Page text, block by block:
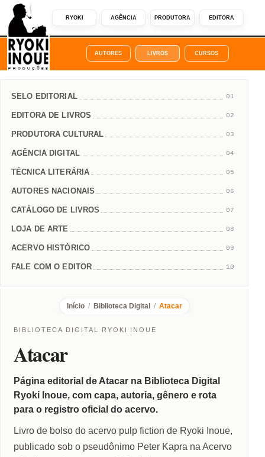
RYOKI AGÊNCIA PRODUTORA EDITORA
AUTORES LIVROS CURSOS
SELO EDITORIAL 01
EDITORA DE LIVROS 02
PRODUTORA CULTURAL 03
AGÊNCIA DIGITAL 04
TÉCNICA LITERÁRIA 05
AUTORES NACIONAIS 06
CATÁLOGO DE LIVROS 07
LOJA DE ARTE 08
ACERVO HISTÓRICO 09
FALE COM O EDITOR 10
Início / Biblioteca Digital / Atacar
BIBLIOTECA DIGITAL RYOKI INOUE
Atacar
Página editorial de Atacar na Biblioteca Digital
Ryoki Inoue, com capa, autoria, gênero e rota
para o registro oficial do acervo.
Livro de bolso do acervo pulp fiction de Ryoki Inoue,
publicado sob o pseudônimo Peter Kapra na Acervo